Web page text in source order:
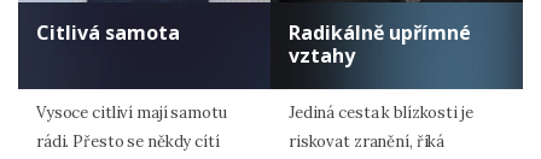
Citlivá samota
Vysoce citliví mají samotu
rádi. Přesto se někdy cítí
Radikálně upřímné
vztahy
Jediná cesta k blízkosti je
riskovat zranění, říká